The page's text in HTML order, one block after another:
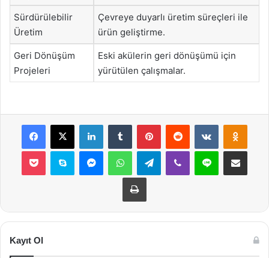
Sürdürülebilir
Üretim
Çevreye duyarlı üretim süreçleri ile
ürün geliştirme.
Geri Dönüşüm
Projeleri
Eski akülerin geri dönüşümü için
yürütülen çalışmalar.
Facebook
X LinkedInTumblr PinterestReddit VKontakte
Pocket Skype MessengerWhatsAppTelegramViber Line E-Posta ile
Yazdır
Kayıt Ol